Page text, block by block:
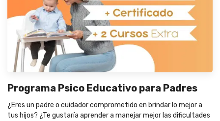
Programa Psico Educativo para Padres
¿Eres un padre o cuidador comprometido en brindar lo mejor a
tus hijos? ¿Te gustaría aprender a manejar mejor las dificultades